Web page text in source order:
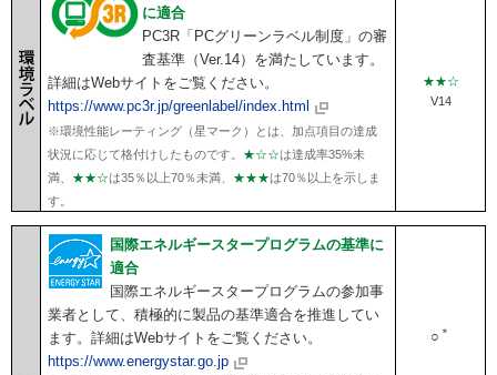
に適合
PC3R「PCグリーンラベル制度」の審
査基準（Ver.14）を満たしています。
詳細はWebサイトをご覧ください。
https://www.pc3r.jp/greenlabel/index.html
※環境性能レーティング（星マーク）とは、加点項目の達成
状況に応じて格付けしたものです。 ★☆☆は達成率35%未
満、 ★★☆は35％以上70％未満、 ★★★は70％以上を示しま
す。
★★☆
V14
国際エネルギースタープログラムの基準に
適合
国際エネルギースタープログラムの参加事
業者として、積極的に製品の基準適合を推進してい
ます。詳細はWebサイトをご覧ください。
https://www.energystar.go.jp
○ ＊